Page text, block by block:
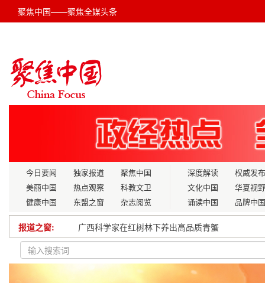
聚焦中国——聚焦全媒头条
今日要闻 独家报道
聚焦中国
美丽中国
热点观察
科教文卫
健康中国
东盟之窗 杂志阅览
深度解读
权威发布
文化中国
华夏视野
诵读中国
品牌中国
报道之窗:
广西南宁五象新区:“三证齐发”擦亮营商环境 亮出
滨州市委书记宋永祥率队到杭州考察招商